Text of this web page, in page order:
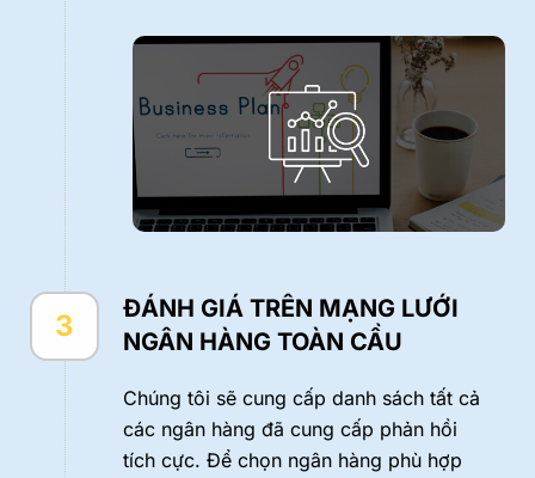
3
ĐÁNH GIÁ TRÊN MẠNG LƯỚI
NGÂN HÀNG TOÀN CẦU
Chúng tôi sẽ cung cấp danh sách tất cả
các ngân hàng đã cung cấp phản hồi
tích cực. Để chọn ngân hàng phù hợp